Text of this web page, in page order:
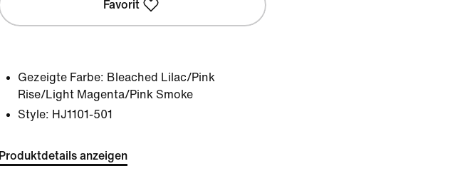
Favorit
Gezeigte Farbe: Bleached Lilac/Pink
Rise/Light Magenta/Pink Smoke
Style: HJ1101-501
Produktdetails anzeigen